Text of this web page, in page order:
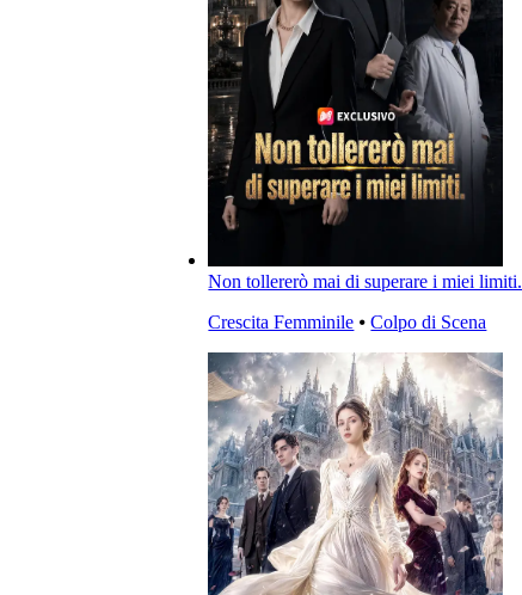
Non tollererò mai di superare i miei limiti.
Crescita Femminile ⦁Colpo di Scena